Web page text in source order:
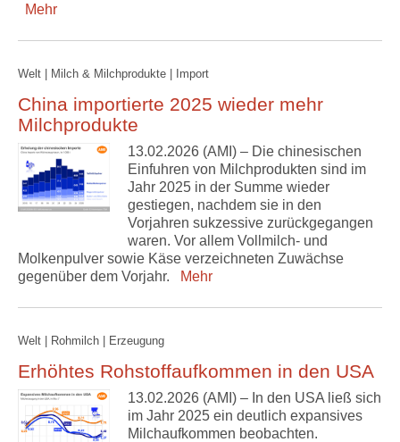
Mehr
Welt | Milch & Milchprodukte | Import
China importierte 2025 wieder mehr
Milchprodukte
13.02.2026 (AMI) – Die chinesischen
Einfuhren von Milchprodukten sind im
Jahr 2025 in der Summe wieder
gestiegen, nachdem sie in den
Vorjahren sukzessive zurückgegangen
waren. Vor allem Vollmilch- und
Molkenpulver sowie Käse verzeichneten Zuwächse
gegenüber dem Vorjahr.
Mehr
Welt | Rohmilch | Erzeugung
Erhöhtes Rohstoffaufkommen in den USA
13.02.2026 (AMI) – In den USA ließ sich
im Jahr 2025 ein deutlich expansives
Milchaufkommen beobachten.